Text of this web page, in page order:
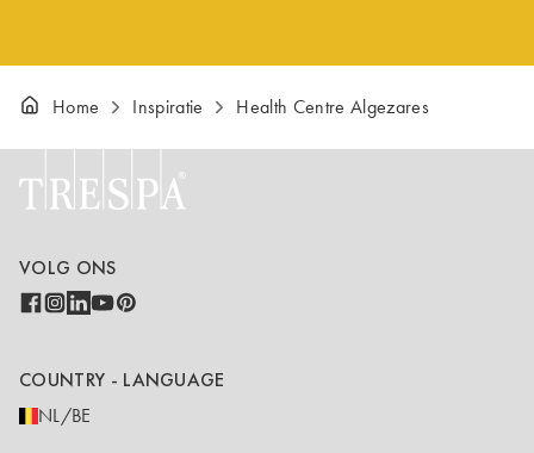
Home Inspiratie Health Centre Algezares
VOLG ONS
COUNTRY - LANGUAGE
NL/BE